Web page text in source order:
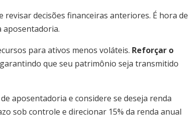
decisões financeiras anteriores. É hora de
aposentadoria.
para ativos menos voláteis. Reforçar o
que seu patrimônio seja transmitido
aposentadoria e considere se deseja renda
sob controle e direcionar 15% da renda anual